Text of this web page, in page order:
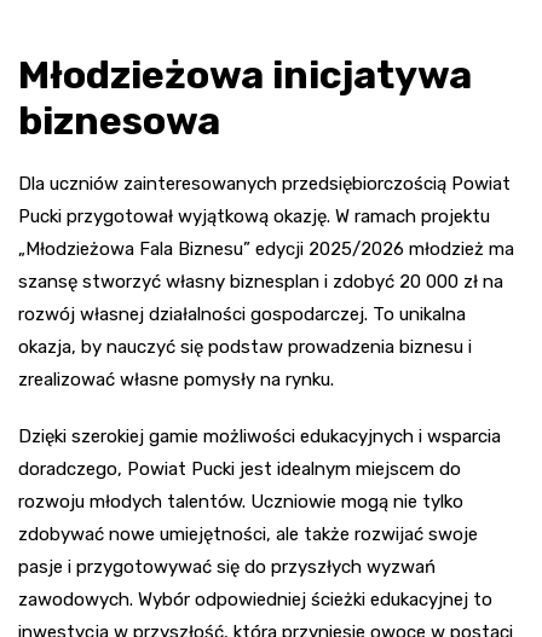
Młodzieżowa inicjatywa
biznesowa
Dla uczniów zainteresowanych przedsiębiorczością Powiat
Pucki przygotował wyjątkową okazję. W ramach projektu
„Młodzieżowa Fala Biznesu” edycji 2025/2026 młodzież ma
szansę stworzyć własny biznesplan i zdobyć 20 000 zł na
rozwój własnej działalności gospodarczej. To unikalna
okazja, by nauczyć się podstaw prowadzenia biznesu i
zrealizować własne pomysły na rynku.
Dzięki szerokiej gamie możliwości edukacyjnych i wsparcia
doradczego, Powiat Pucki jest idealnym miejscem do
rozwoju młodych talentów. Uczniowie mogą nie tylko
zdobywać nowe umiejętności, ale także rozwijać swoje
pasje i przygotowywać się do przyszłych wyzwań
zawodowych. Wybór odpowiedniej ścieżki edukacyjnej to
inwestycja w przyszłość, która przyniesie owoce w postaci